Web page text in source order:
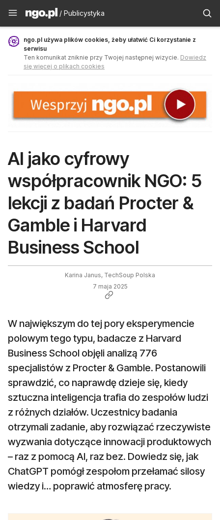
Publicystyka - ngo.pl
/ Publicystyka
ngo.pl używa plików cookies, żeby ułatwić Ci korzystanie z
serwisu
Ten komunikat zniknie przy Twojej następnej wizycie. Dowiedz
się więcej o plikach cookies
AI jako cyfrowy
współpracownik NGO: 5
lekcji z badań Procter &
Gamble i Harvard
Business School
Karina Janus, TechSoup Polska
7 maja 2025
W największym do tej pory eksperymencie
polowym tego typu, badacze z Harvard
Business School objęli analizą 776
specjalistów z Procter & Gamble. Postanowili
sprawdzić, co naprawdę dzieje się, kiedy
sztuczna inteligencja trafia do zespołów ludzi
z różnych działów. Uczestnicy badania
otrzymali zadanie, aby rozwiązać rzeczywiste
wyzwania dotyczące innowacji produktowych
– raz z pomocą AI, raz bez. Dowiedz się, jak
ChatGPT pomógł zespołom przełamać silosy
wiedzy i… poprawić atmosferę pracy.